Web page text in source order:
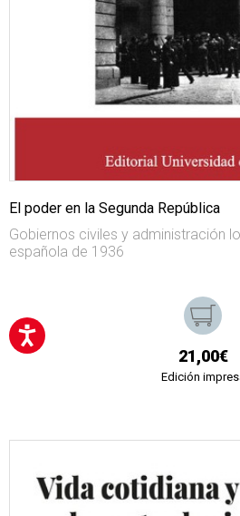
El poder en la Segunda República
Gobiernos civiles y administración
española de 1936
21,00€
Edición